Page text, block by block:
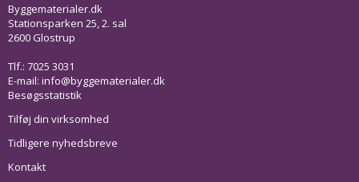
Byggematerialer.dk
Stationsparken 25, 2. sal
2600 Glostrup
Tlf.: 7025 3031
E-mail: info@byggematerialer.dk
Besøgsstatistik
Tilføj din virksomhed
Tidligere nyhedsbreve
Kontakt